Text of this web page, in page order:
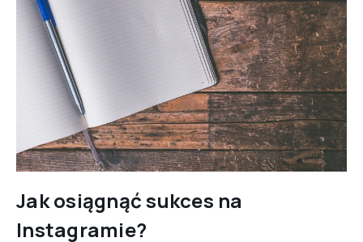
Jak osiągnąć sukces na
Instagramie?